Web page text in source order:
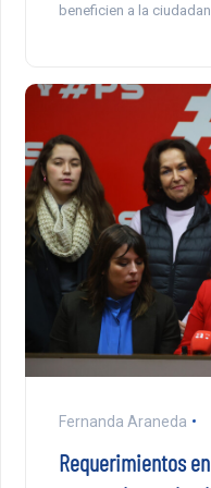
beneficien a la
Fernanda Araneda
Requerimientos